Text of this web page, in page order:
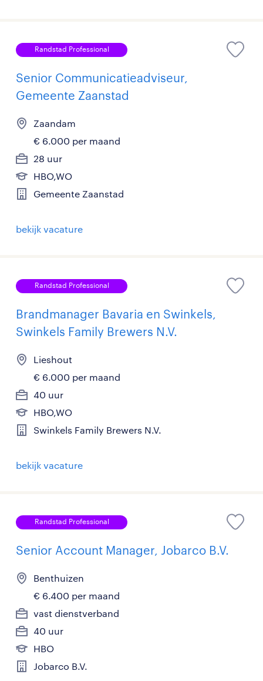
Randstad Professional
Senior Communicatieadviseur,
Gemeente Zaanstad
Zaandam
€ 6.000 per maand
28 uur
HBO,WO
Gemeente Zaanstad
bekijk vacature
Randstad Professional
Brandmanager Bavaria en Swinkels,
Swinkels Family Brewers N.V.
Lieshout
€ 6.000 per maand
40 uur
HBO,WO
Swinkels Family Brewers N.V.
bekijk vacature
Randstad Professional
Senior Account Manager, Jobarco B.V.
Benthuizen
€ 6.400 per maand
vast dienstverband
40 uur
HBO
Jobarco B.V.